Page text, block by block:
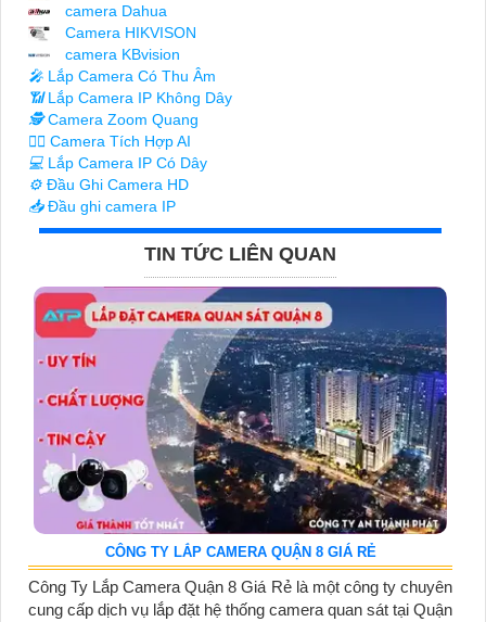
camera Dahua
Camera HIKVISON
camera KBvision
️🎤️ Lắp Camera Có Thu Âm
📶Lắp Camera IP Không Dây
🕵️Camera Zoom Quang
🧛‍♀️ Camera Tích Hợp AI
💻 Lắp Camera IP Có Dây
⚙️ Đầu Ghi Camera HD
📥Đầu ghi camera IP
TIN TỨC LIÊN QUAN
CÔNG TY LẮP CAMERA QUẬN 8 GIÁ RẺ
Công Ty Lắp Camera Quận 8 Giá Rẻ là một công ty chuyên
cung cấp dịch vụ lắp đặt hệ thống camera quan sát tại Quận